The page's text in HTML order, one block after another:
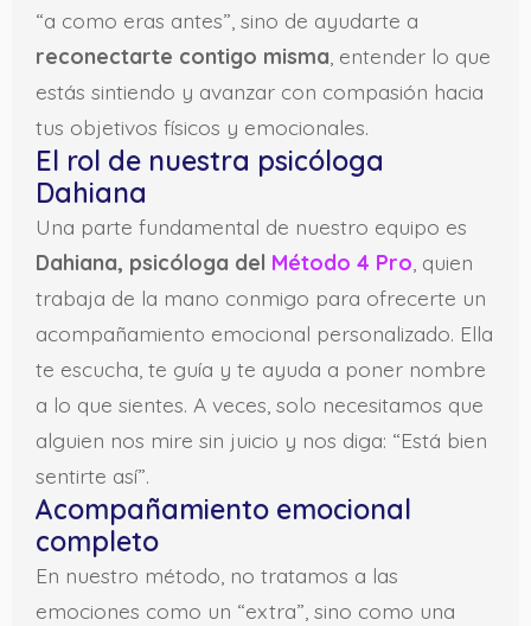
“a como eras antes”, sino de ayudarte a
reconectarte contigo misma , entender lo que
estás sintiendo y avanzar con compasión hacia
tus objetivos físicos y emocionales.
El rol de nuestra psicóloga
Dahiana
Una parte fundamental de nuestro equipo es
Dahiana, psicóloga del Método 4 Pro , quien
trabaja de la mano conmigo para ofrecerte un
acompañamiento emocional personalizado. Ella
te escucha, te guía y te ayuda a poner nombre
a lo que sientes. A veces, solo necesitamos que
alguien nos mire sin juicio y nos diga: “Está bien
sentirte así”.
Acompañamiento emocional
completo
En nuestro método, no tratamos a las
emociones como un “extra”, sino como una